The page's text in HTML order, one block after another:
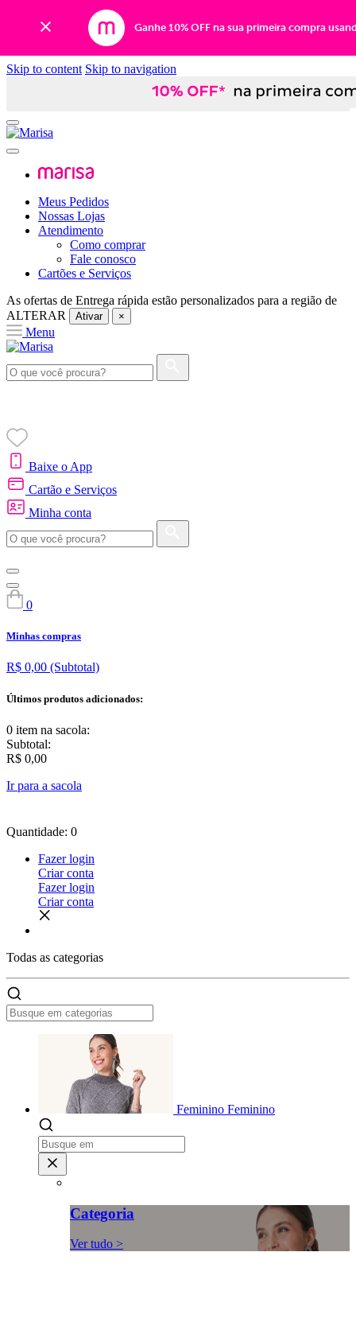
Ganhe 10% OFF na sua primeira compra
Skip to content Skip to navigation
Meus Pedidos
Nossas Lojas
Atendimento
Como comprar
Fale conosco
Cartões e Serviços
As ofertas de Entrega rápida estão personalizados para a região de
ALTERAR
Ativar ×
Menu
Baixe o App
Cartão e Serviços
Minha conta
0
Minhas compras
R$ 0,00 (Subtotal)
Últimos produtos adicionados:
0 item na sacola:
Subtotal:
R$ 0,00
Ir para a sacola
Quantidade: 0
Fazer login
Criar conta
Fazer login
Criar conta
Todas as categorias
Feminino Feminino
Categoria
Ver tudo >